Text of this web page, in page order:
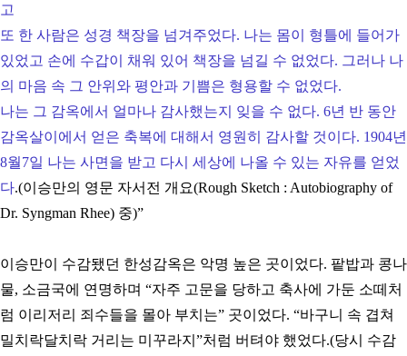
고
또 한 사람은 성경 책장을 넘겨주었다. 나는 몸이 형틀에 들어가
있었고 손에 수갑이 채워 있어 책장을 넘길 수 없었다. 그러나 나
의 마음 속 그 안위와 평안과 기쁨은 형용할 수 없었다.
나는 그 감옥에서 얼마나 감사했는지 잊을 수 없다. 6년 반 동안
감옥살이에서 얻은 축복에 대해서 영원히 감사할 것이다. 1904년
8월7일 나는 사면을 받고 다시 세상에 나올 수 있는 자유를 얻었
다.(이승만의 영문 자서전 개요(Rough Sketch : Autobiography of
Dr. Syngman Rhee) 중)”
이승만이 수감됐던 한성감옥은 악명 높은 곳이었다. 팥밥과 콩나
물, 소금국에 연명하며 “자주 고문을 당하고 축사에 가둔 소떼처
럼 이리저리 죄수들을 몰아 부치는” 곳이었다. “바구니 속 겹쳐
밀치락달치락 거리는 미꾸라지”처럼 버텨야 했었다.(당시 수감